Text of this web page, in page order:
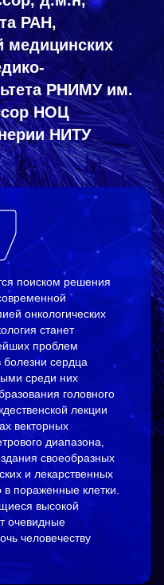
РАН,
медицинских
РНИМУ им.
НОЦ
НИТУ
поиском решения
онкологических
станет
проблем
болезни сердца
среди них
головного
лекции
векторных
диапазона,
своеобразных
и лекарственных
в пораженные клетки.
высокой
очевидные
человечеству